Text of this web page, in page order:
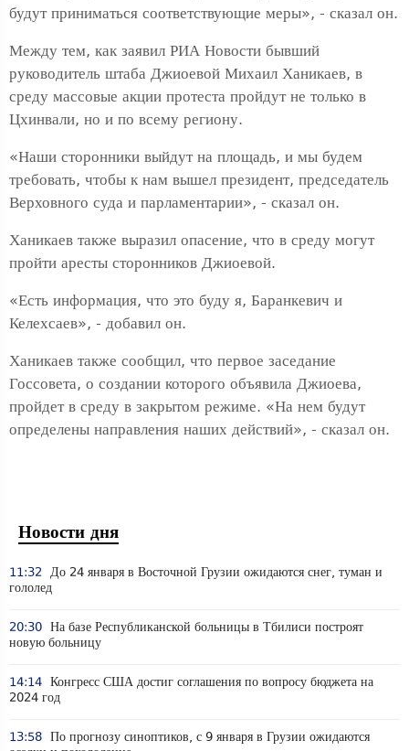
будут приниматься соответствующие меры», - сказал он.
Между тем, как заявил РИА Новости бывший
руководитель штаба Джиоевой Михаил Ханикаев, в
среду массовые акции протеста пройдут не только в
Цхинвали, но и по всему региону.
«Наши сторонники выйдут на площадь, и мы будем
требовать, чтобы к нам вышел президент, председатель
Верховного суда и парламентарии», - сказал он.
Ханикаев также выразил опасение, что в среду могут
пройти аресты сторонников Джиоевой.
«Есть информация, что это буду я, Баранкевич и
Келехсаев», - добавил он.
Ханикаев также сообщил, что первое заседание
Госсовета, о создании которого объявила Джиоева,
пройдет в среду в закрытом режиме. «На нем будут
определены направления наших действий», - сказал он.
Новости дня
11:32
До 24 января в Восточной Грузии ожидаются снег, туман и
гололед
20:30 На базе Республиканской больницы в Тбилиси построят
новую больницу
14:14 Конгресс США достиг соглашения по вопросу бюджета на
2024 год
13:58 По прогнозу синоптиков, с 9 января в Грузии ожидаются